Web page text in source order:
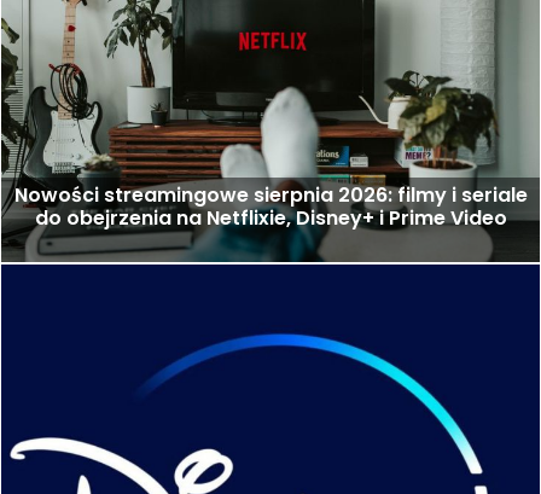
Nowości streamingowe sierpnia 2026: filmy i seriale
do obejrzenia na Netflixie, Disney+ i Prime Video